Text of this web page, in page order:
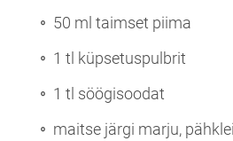
50 ml taimset piima
1 tl küpsetuspulbrit
1 tl söögisoodat
maitse järgi marju,